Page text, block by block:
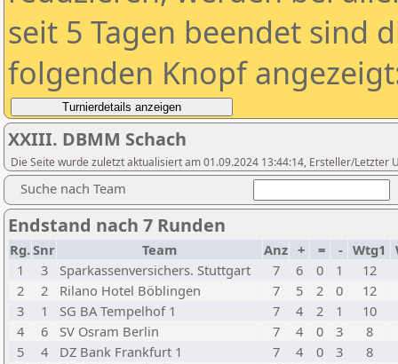
seit 5 Tagen beendet sind
folgenden Knopf
XXIII. DBMM Schach
Die Seite wurde zuletzt aktualisiert am 01.09.2024 13:44:14, Ersteller/Letzter
Suche nach Team
Endstand nach 7 Runden
Rg.Snr Team Anz + = - Wtg1
1
3 Sparkassenversichers. Stuttgart 7 6 0 1
12
2
2 Rilano Hotel Böblingen 7 5 2 0
12
3
1 SG BA Tempelhof 1 7 4 2 1
10
4
6 SV Osram Berlin 7 4 0 3
8
5
4 DZ Bank Frankfurt 1 7 4 0 3
8